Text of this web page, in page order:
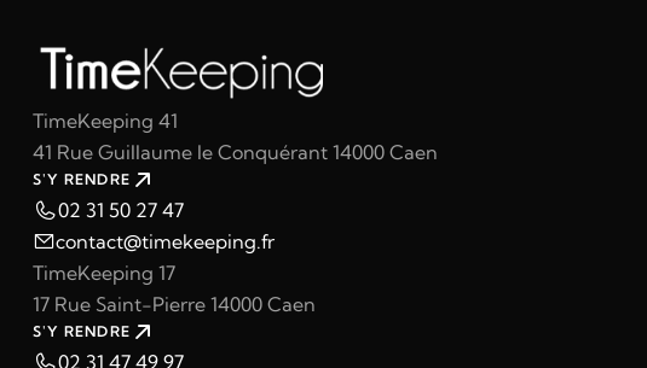
TimeKeeping 41
41 Rue Guillaume le Conquérant 14000 Caen
S'Y RENDRE
02 31 50 27 47
contact@timekeeping.fr
TimeKeeping 17
17 Rue Saint-Pierre 14000 Caen
S'Y RENDRE
02 31 47 49 97